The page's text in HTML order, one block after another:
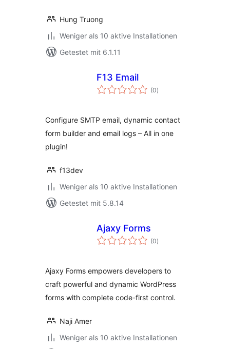
Hung Truong
Weniger als 10 aktive Installationen
Getestet mit 6.1.11
F13 Email
(0Bewertungen
gesamt
)
Configure SMTP email, dynamic contact
form builder and email logs – All in one
plugin!
f13dev
Weniger als 10 aktive Installationen
Getestet mit 5.8.14
Ajaxy Forms
(0Bewertungen
gesamt
)
Ajaxy Forms empowers developers to
craft powerful and dynamic WordPress
forms with complete code-first control.
Naji Amer
Weniger als 10 aktive Installationen